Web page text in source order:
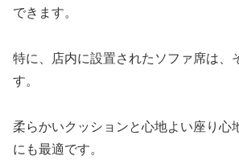
できます。
特に、店内に設置されたソファ席は、
す。
柔らかいクッションと心地よい座り心
にも最適です。